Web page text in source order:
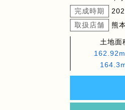
完成時期
取扱店舗
熊
土地面